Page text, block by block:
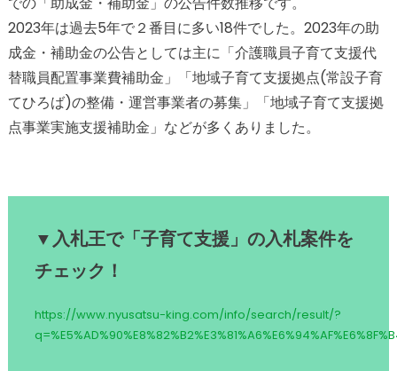
2023年は過去5年で２番目に多い18件でした。2023年の助
成金・補助金の公告としては主に「介護職員子育て支援代
替職員配置事業費補助金」「地域子育て支援拠点(常設子育
てひろば)の整備・運営事業者の募集」「地域子育て支援拠
点事業実施支援補助金」などが多くありました。
▼入札王で「子育て支援」の入札案件を
チェック！
https://www.nyusatsu-king.com/info/search/result/?